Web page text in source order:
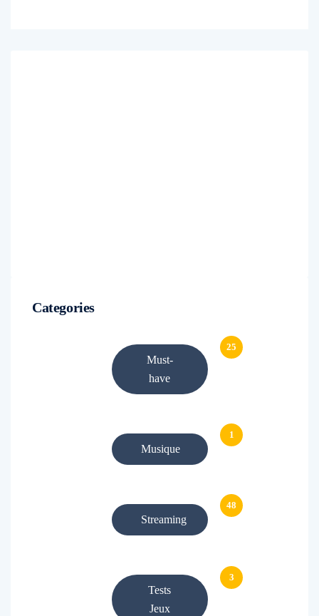
Categories
Must-
have
25
Musique
1
Streaming
48
Tests
Jeux
3